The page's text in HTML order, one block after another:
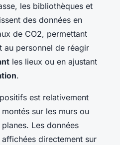
les bibliothèques et
des données en
de CO2, permettant
au personnel de réagir
les lieux ou en ajustant
.
est relativement
sur les murs ou
Les données
directement sur